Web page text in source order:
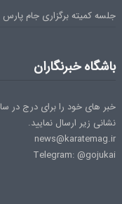
جلسه کمیته برگزاری جام پارس
باشگاه خبرنگاران
خبر های خود را برای درج در
نشانی زیر ارسال نمایید.
news@karatemag.ir
Telegram: @gojukai